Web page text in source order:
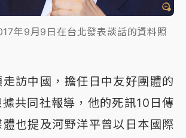
年9月9日在台北發表談話的資料照
訪中國，擔任日中友好團體的
共同社報導，他的死訊10日傳
也提及河野洋平曾以日本國際